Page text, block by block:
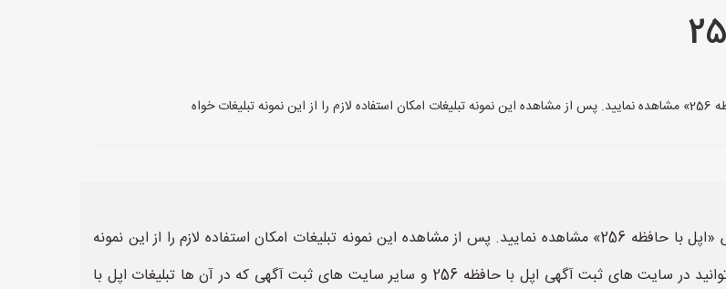
شما می توانید در این مطلب چندین نمونه تبلیغ بمنظور خرید و فروش «اپل با حافظه 256» مشاهده نمایید. پس از مشاهده این نمونه تبلیغات امکان استفاده لازم را از این نمونه
تبلیغات خواهید داشت، از نمونه متن تبلیغات اپل با حافظه 256 می توانید در سایت های ثبت آگهی اپل با حافظه 256 و سایر سایت های ثبت آگهی که در آن ها تبلیغات اپل با